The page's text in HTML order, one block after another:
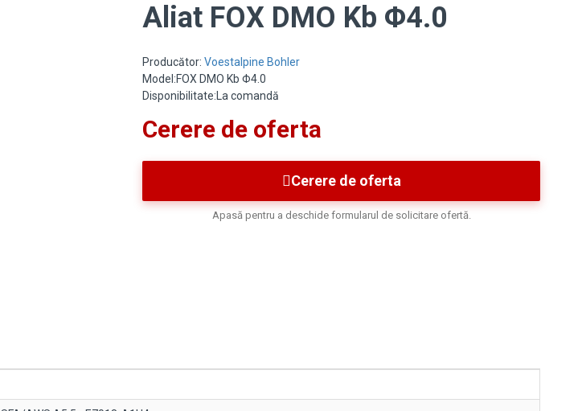
Aliat FOX DMO Kb Φ4.0
Producător:Voestalpine Bohler
Model:FOX DMO Kb Φ4.0
Disponibilitate:La comandă
Cerere de oferta
Cerere de oferta
Apasă pentru a deschide formularul de solicitare ofertă.